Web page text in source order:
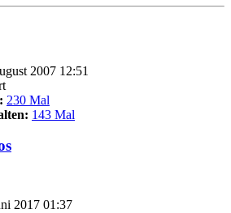
2007 12:51
230 Mal
143 Mal
2017 01:37